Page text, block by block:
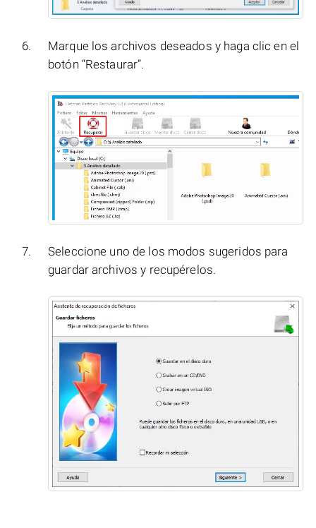
Marque los archivos deseados y haga clic en el
botón “Restaurar”.
Seleccione uno de los modos sugeridos para
guardar archivos y recupérelos.